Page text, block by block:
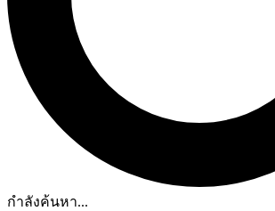
กำลังค้นหา...